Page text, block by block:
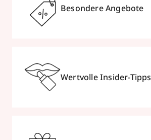
Besondere Angebote
Wertvolle Insider-Tipps